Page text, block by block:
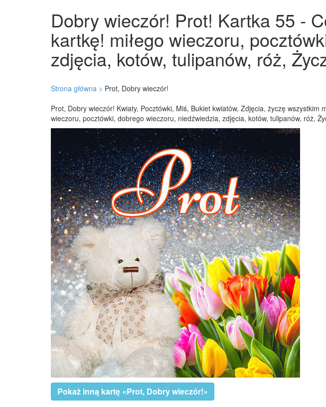
Dobry wieczór! Prot! Kartka 55 -
kartkę! miłego wieczoru,
zdjęcia, kotów, tulipanów, róż,
Strona główna > Prot, Dobry wieczór!
Prot, Dobry wieczór! Kwiaty, Pocztówki, Miś, Bukiet kwiatów, Zdjęcia, życzę
wieczoru, pocztówki, dobrego wieczoru, niedźwiedzia, zdjęcia, kotów, tulipanów, róż,
Pokaż inną kartę «Prot, Dobry wieczór!»